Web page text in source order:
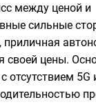
между ценой и
сильные
приличная
своей цены.
отсутствием 5G